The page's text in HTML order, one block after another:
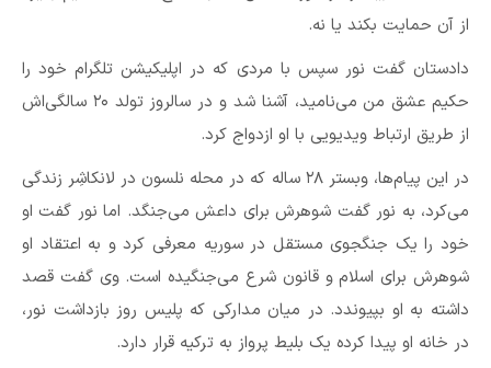
از آن حمایت بکند یا نه.
دادستان گفت نور سپس با مردی که در اپلیکیشن تلگرام خود را
حکیم عشق من می‌نامید، آشنا شد و در سالروز تولد ۲۰ سالگی‌اش
از طریق ارتباط ویدیویی با او ازدواج کرد.
در این پیام‌ها، وبستر ۲۸ ساله که در محله نلسون در لانکاشِر زندگی
می‌کرد، به نور گفت شوهرش برای داعش می‌جنگد. اما نور گفت او
خود را یک جنگجوی مستقل در سوریه معرفی کرد و به اعتقاد او
شوهرش برای اسلام و قانون شرع می‌جنگیده است. وی گفت قصد
داشته به او بپیوندد. در میان مدارکی که پلیس روز بازداشت نور،
در خانه او پیدا کرده یک بلیط پرواز به ترکیه قرار دارد.